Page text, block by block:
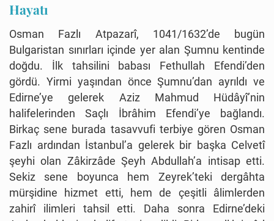
Hayatı
Osman Fazlı Atpazarî, 1041/1632’de bugün
Bulgaristan sınırları içinde yer alan Şumnu kentinde
doğdu. İlk tahsilini babası Fethullah Efendi’den
gördü. Yirmi yaşından önce Şumnu’dan ayrıldı ve
Edirne’ye gelerek Aziz Mahmud Hüdâyî’nin
halifelerinden Saçlı İbrâhim Efendi’ye bağlandı.
Birkaç sene burada tasavvufi terbiye gören Osman
Fazlı ardından İstanbul’a gelerek bir başka Celvetî
şeyhi olan Zâkirzâde Şeyh Abdullah’a intisap etti.
Sekiz sene boyunca hem Zeyrek’teki dergâhta
mürşidine hizmet etti, hem de çeşitli âlimlerden
zahirî ilimleri tahsil etti. Daha sonra Edirne’deki